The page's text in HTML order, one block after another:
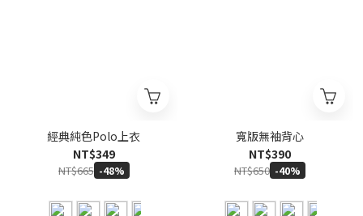
經典純色Polo上衣
NT$349
NT$665 -48%
寬版無袖背心
NT$390
NT$650 -40%